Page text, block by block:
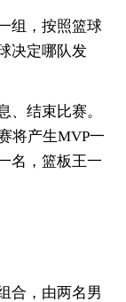
组，按照篮球
决定哪队发
结束比赛。
将产生MVP一
名，篮板王一
，由两名男